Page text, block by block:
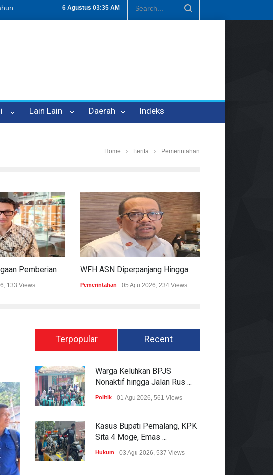
6 Agustus 03:35 AM
Tetapkan P-21 Tembus Rp1,6 Triliun, Nilai Investasi di Lamteng Tertinggi di
Lain Lain Daerah Indeks
Home Berita Pemerintahan
133 Views Pemerintahan 05 Agu 2026, 234 Views
Terpopular Recent
Warga Keluhkan BPJS
Nonaktif hingga Jalan Rus ...
Politik 01 Agu 2026, 561 Views
Kasus Bupati Pemalang, KPK
Sita 4 Moge, Emas ...
Hukum 03 Agu 2026, 537 Views